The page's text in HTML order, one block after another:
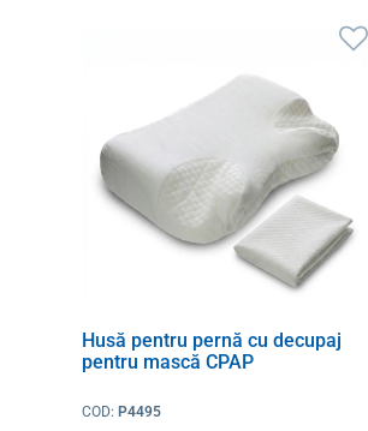
Husă pentru pernă cu decupaj
pentru mască CPAP
COD: P4495